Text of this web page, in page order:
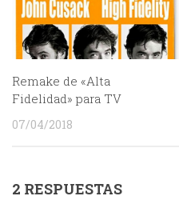
Remake de «Alta
Fidelidad» para TV
07/04/2018
2 RESPUESTAS